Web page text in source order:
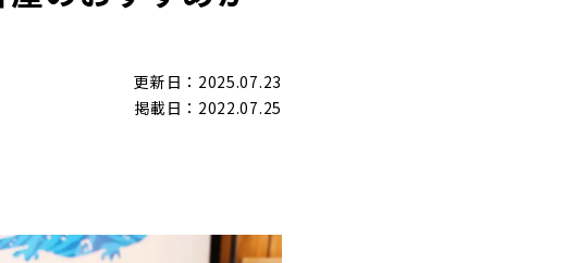
更新日：2025.07.23
掲載日：2022.07.25